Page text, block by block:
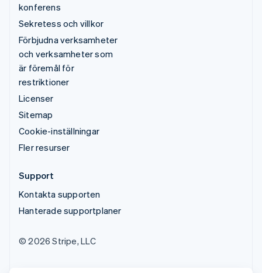
konferens
Sekretess och villkor
Förbjudna verksamheter
och verksamheter som
är föremål för
restriktioner
Licenser
Sitemap
Cookie-inställningar
Fler resurser
Support
Kontakta supporten
Hanterade supportplaner
© 2026 Stripe, LLC